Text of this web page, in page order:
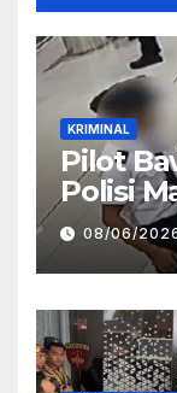
KRIMINAL
Pilot
Polisi
Sosok
Kasus
08/06/